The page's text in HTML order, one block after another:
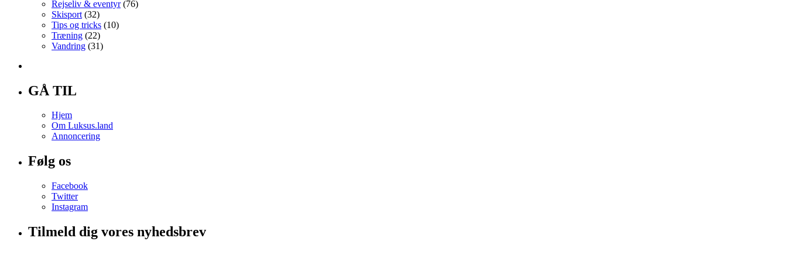
Rejseliv & eventyr(76)
Skisport (32)
Tips og tricks (10)
Træning (22)
Vandring (31)
GÅ TIL
Hjem
Om Luksus.land
Annoncering
Følg os
Facebook
Twitter
Instagram
Tilmeld dig vores nyhedsbrev